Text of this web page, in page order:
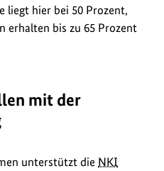
liegt hier bei 50 Prozent,
erhalten bis zu 65 Prozent
mit der
unterstützt die NKI